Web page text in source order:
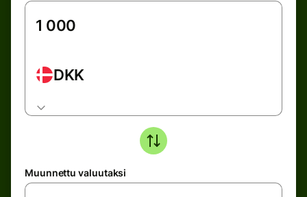
DKK
Muunnettu valuutaksi